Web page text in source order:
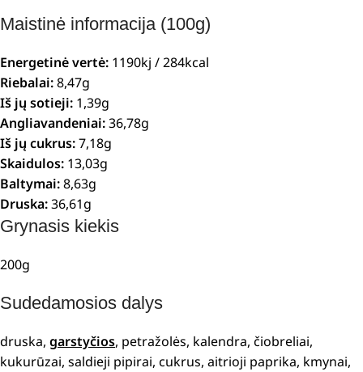
Maistinė informacija (100g)
Energetinė vertė: 1190kj / 284kcal
Riebalai:8,47g
Iš jų sotieji: 1,39g
Angliavandeniai:36,78g
Iš jų cukrus:7,18g
Skaidulos: 13,03g
Baltymai:8,63g
Druska:36,61g
Grynasis kiekis
200g
Sudedamosios dalys
druska, garstyčios, petražolės, kalendra, čiobreliai,
kukurūzai, saldieji pipirai, cukrus, aitrioji paprika, kmynai,